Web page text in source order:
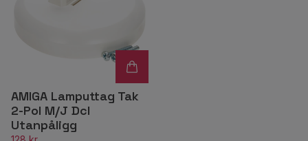
AMIGA Lamputtag Tak
2-Pol M/J Dcl
Utanpåligg